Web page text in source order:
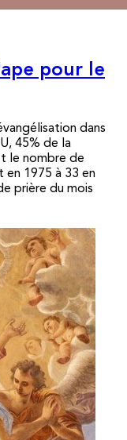
pour le
dans
45% de la
le nombre de
en 1975 à 33 en
prière du mois